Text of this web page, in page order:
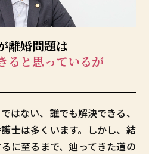
離婚問題は
ると思っているが
はない、誰でも解決できる、
士は多くいます。しかし、結
に至るまで、辿ってきた道の